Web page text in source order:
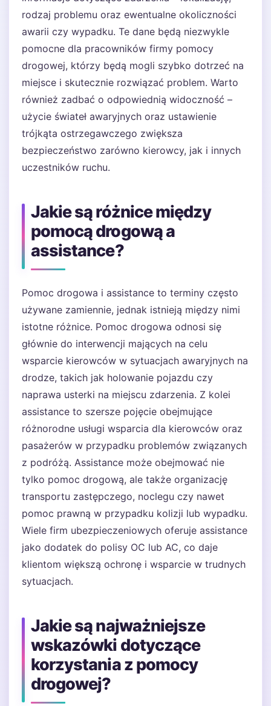
rodzaj problemu oraz ewentualne okoliczności
awarii czy wypadku. Te dane będą niezwykle
pomocne dla pracowników firmy pomocy
drogowej, którzy będą mogli szybko dotrzeć na
miejsce i skutecznie rozwiązać problem. Warto
również zadbać o odpowiednią widoczność –
użycie świateł awaryjnych oraz ustawienie
trójkąta ostrzegawczego zwiększa
bezpieczeństwo zarówno kierowcy, jak i innych
uczestników ruchu.
Jakie są różnice między
pomocą drogową a
assistance?
Pomoc drogowa i assistance to terminy często
używane zamiennie, jednak istnieją między nimi
istotne różnice. Pomoc drogowa odnosi się
głównie do interwencji mających na celu
wsparcie kierowców w sytuacjach awaryjnych na
drodze, takich jak holowanie pojazdu czy
naprawa usterki na miejscu zdarzenia. Z kolei
assistance to szersze pojęcie obejmujące
różnorodne usługi wsparcia dla kierowców oraz
pasażerów w przypadku problemów związanych
z podróżą. Assistance może obejmować nie
tylko pomoc drogową, ale także organizację
transportu zastępczego, noclegu czy nawet
pomoc prawną w przypadku kolizji lub wypadku.
Wiele firm ubezpieczeniowych oferuje assistance
jako dodatek do polisy OC lub AC, co daje
klientom większą ochronę i wsparcie w trudnych
sytuacjach.
Jakie są najważniejsze
wskazówki dotyczące
korzystania z pomocy
drogowej?